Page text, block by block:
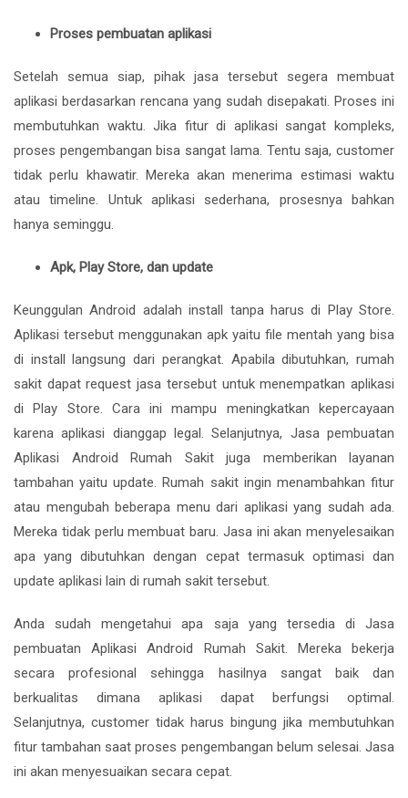
Proses pembuatan aplikasi
Setelah semua siap, pihak jasa tersebut segera membuat
aplikasi berdasarkan rencana yang sudah disepakati. Proses ini
membutuhkan waktu. Jika fitur di aplikasi sangat kompleks,
proses pengembangan bisa sangat lama. Tentu saja, customer
tidak perlu khawatir. Mereka akan menerima estimasi waktu
atau timeline. Untuk aplikasi sederhana, prosesnya bahkan
hanya seminggu.
Apk, Play Store, dan update
Keunggulan Android adalah install tanpa harus di Play Store.
Aplikasi tersebut menggunakan apk yaitu file mentah yang bisa
di install langsung dari perangkat. Apabila dibutuhkan, rumah
sakit dapat request jasa tersebut untuk menempatkan aplikasi
di Play Store. Cara ini mampu meningkatkan kepercayaan
karena aplikasi dianggap legal. Selanjutnya, Jasa pembuatan
Aplikasi Android Rumah Sakit juga memberikan layanan
tambahan yaitu update. Rumah sakit ingin menambahkan fitur
atau mengubah beberapa menu dari aplikasi yang sudah ada.
Mereka tidak perlu membuat baru. Jasa ini akan menyelesaikan
apa yang dibutuhkan dengan cepat termasuk optimasi dan
update aplikasi lain di rumah sakit tersebut.
Anda sudah mengetahui apa saja yang tersedia di Jasa
pembuatan Aplikasi Android Rumah Sakit. Mereka bekerja
secara profesional sehingga hasilnya sangat baik dan
berkualitas dimana aplikasi dapat berfungsi optimal.
Selanjutnya, customer tidak harus bingung jika membutuhkan
fitur tambahan saat proses pengembangan belum selesai. Jasa
ini akan menyesuaikan secara cepat.